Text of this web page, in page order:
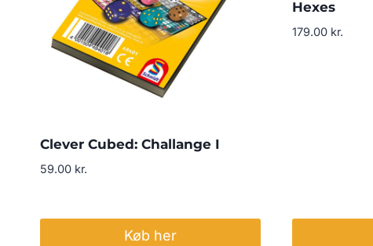
Clever Cubed: Challange I
59.00 kr.
Køb her
Hexes
179.00 kr.